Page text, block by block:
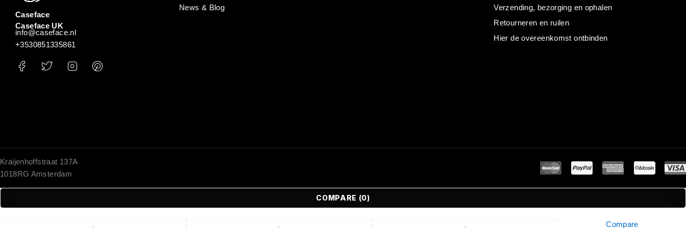
Caseface
Caseface UK
info@caseface.nl
+3530851335861
News & Blog
Verzending, bezorging en ophalen
Retourneren en ruilen
Hier de overeenkomst ontbinden
Kraijenhoffstraat 137A
1018RG Amsterdam
COMPARE (0)
Compare